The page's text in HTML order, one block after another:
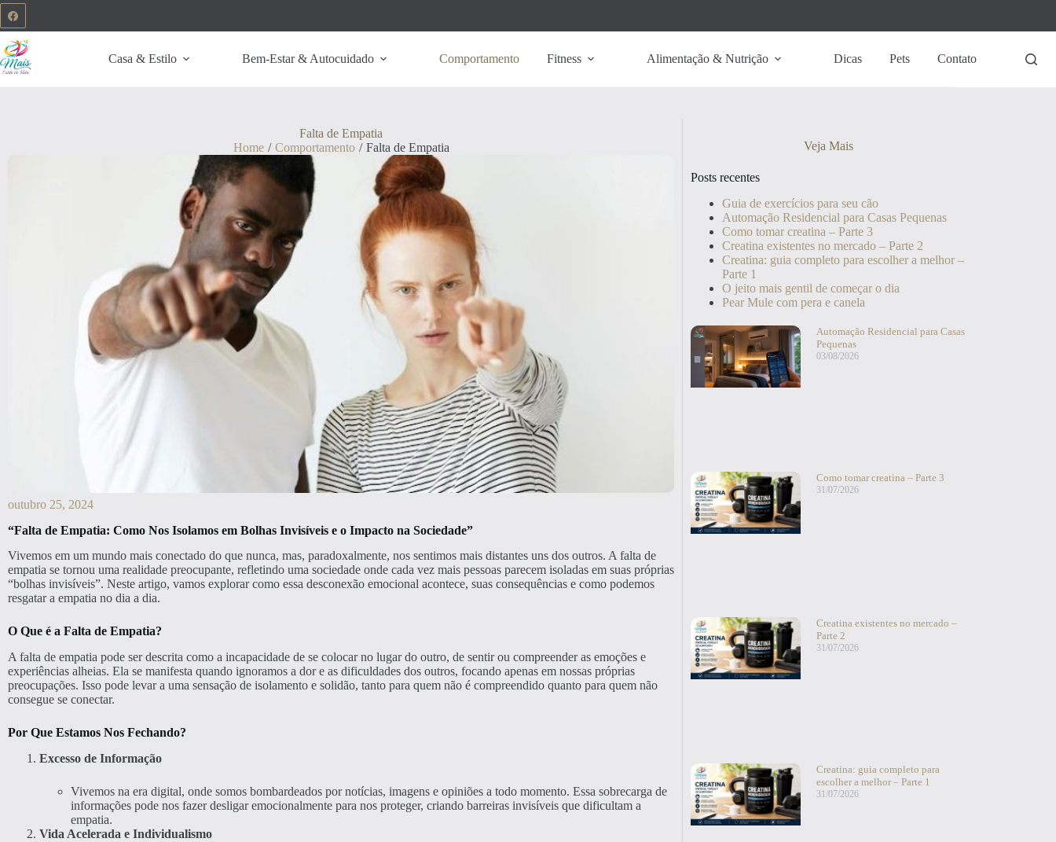
Casa & Estilo Bem-Estar & Autocuidado Comportamento Fitness Alimentação & Nutrição Dicas Pets Contato
Falta de Empatia
Home / Comportamento / Falta de Empatia
outubro 25, 2024
“Falta de Empatia: Como Nos Isolamos em Bolhas Invisíveis e o Impacto na Sociedade”
Vivemos em um mundo mais conectado do que nunca, mas, paradoxalmente, nos sentimos mais distantes uns dos outros. A falta de
empatia se tornou uma realidade preocupante, refletindo uma sociedade onde cada vez mais pessoas parecem isoladas em suas próprias
“bolhas invisíveis”. Neste artigo, vamos explorar como essa desconexão emocional acontece, suas consequências e como podemos
resgatar a empatia no dia a dia.
O Que é a Falta de Empatia?
A falta de empatia pode ser descrita como a incapacidade de se colocar no lugar do outro, de sentir ou compreender as emoções e
experiências alheias. Ela se manifesta quando ignoramos a dor e as dificuldades dos outros, focando apenas em nossas próprias
preocupações. Isso pode levar a uma sensação de isolamento e solidão, tanto para quem não é compreendido quanto para quem não
consegue se conectar.
Por Que Estamos Nos Fechando?
Excesso de Informação
Vivemos na era digital, onde somos bombardeados por notícias, imagens e opiniões a todo momento. Essa sobrecarga de
informações pode nos fazer desligar emocionalmente para nos proteger, criando barreiras invisíveis que dificultam a
empatia.
Vida Acelerada e Individualismo
Veja Mais
Posts recentes
Guia de exercícios para seu cão
Automação Residencial para Casas Pequenas
Como tomar creatina – Parte 3
Creatina existentes no mercado – Parte 2
Creatina: guia completo para escolher a melhor –
Parte 1
O jeito mais gentil de começar o dia
Pear Mule com pera e canela
Automação Residencial para Casas
Pequenas
03/08/2026
Como tomar creatina – Parte 3
31/07/2026
Creatina existentes no mercado –
Parte 2
31/07/2026
Creatina: guia completo para
escolher a melhor – Parte 1
31/07/2026